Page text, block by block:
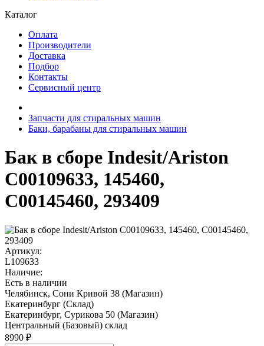
Каталог
Оплата
Производители
Доставка
Подбор
Контакты
Сервисный центр
Запчасти для стиральных машин
Баки, барабаны для стиральных машин
Бак в сборе Indesit/Ariston
C00109633, 145460,
C00145460, 293409
Артикул:
L109633
Наличие:
Есть в наличии
Челябинск, Сони Кривой 38 (Магазин)
Екатеринбург (Склад)
Екатеринбург, Сурикова 50 (Магазин)
Центральный (Базовый) склад
8990 ₽